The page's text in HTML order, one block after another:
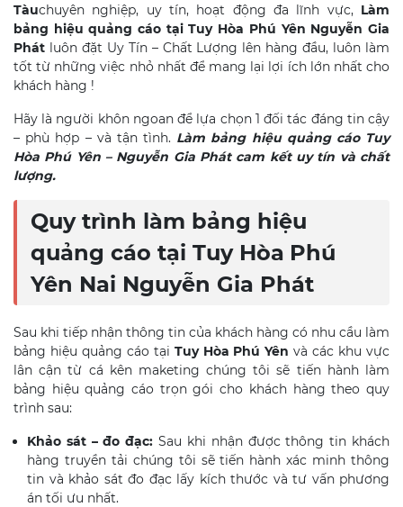
Tàuchuyên nghiệp, uy tín, hoạt động đa lĩnh vực, Làm
bảng hiệu quảng cáo tại Tuy Hòa Phú Yên Nguyễn Gia
Phát luôn đặt Uy Tín – Chất Lượng lên hàng đầu, luôn làm
tốt từ những việc nhỏ nhất để mang lại lợi ích lớn nhất cho
khách hàng !
Hãy là người khôn ngoan để lựa chọn 1 đối tác đáng tin cậy
– phù hợp – và tận tình. Làm bảng hiệu quảng cáo Tuy
Hòa Phú Yên– Nguyễn Gia Phát cam kết uy tín và chất
lượng.
Quy trình làm bảng hiệu
quảng cáo tại Tuy Hòa Phú
Yên Nai Nguyễn Gia Phát
Sau khi tiếp nhận thông tin của khách hàng có nhu cầu làm
bảng hiệu quảng cáo tại Tuy Hòa Phú Yên và các khu vực
lân cận từ cá kên maketing chúng tôi sẽ tiến hành làm
bảng hiệu quảng cáo trọn gói cho khách hàng theo quy
trình sau:
Khảo sát – đo đạc:Sau khi nhận được thông tin khách
hàng truyền tải chúng tôi sẽ tiến hành xác minh thông
tin và khảo sát đo đạc lấy kích thước và tư vấn phương
án tối ưu nhất.